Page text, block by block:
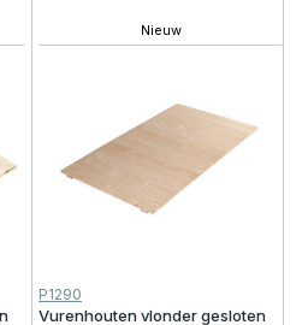
Nieuw
P1290
Vurenhouten vlonder gesloten